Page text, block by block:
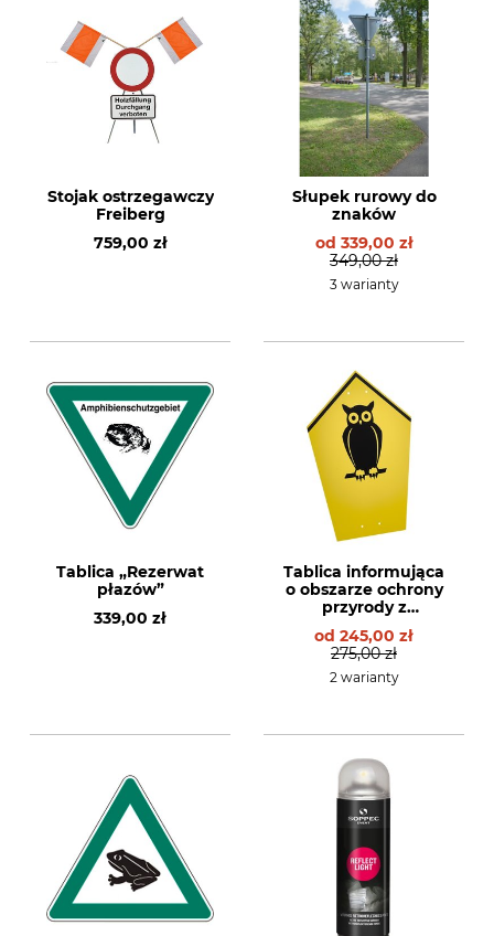
Stojak ostrzegawczy
Freiberg
759,00 zł
Słupek rurowy do
znaków
od 339,00 zł
349,00 zł
3 warianty
Tablica „Rezerwat
płazów”
339,00 zł
Tablica informująca
o obszarze ochrony
przyrody z
symbolem sowy
uszatej
od 245,00 zł
275,00 zł
2 warianty